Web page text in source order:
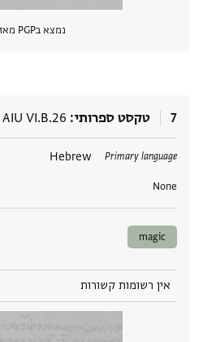
נמצא בPGP מאז
7 טקסט ספרותי AIU VI.B.26
Primary language
Hebrew
None
תגים
magic
אין רשומות קשורות